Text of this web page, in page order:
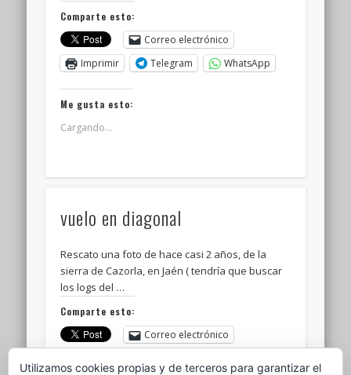
Comparte esto:
Correo electrónico
Imprimir
Telegram WhatsApp
Me gusta esto:
Cargando...
vuelo en diagonal
Rescato una foto de hace casi 2 años, de la
sierra de Cazorla, en Jaén ( tendría que buscar
los logs del …
Comparte esto:
Correo electrónico
Utilizamos cookies propias y de terceros para garantizar el